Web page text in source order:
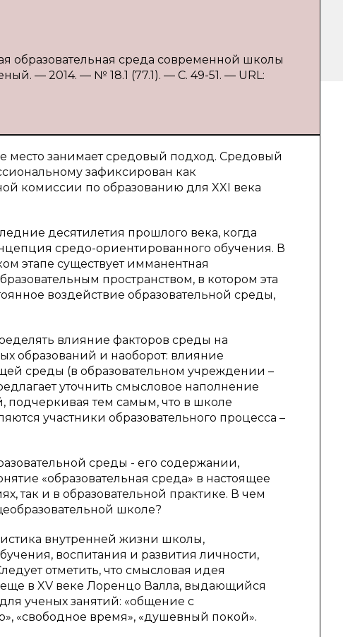
образовательная среда современной школы
— 2014. — № 18.1 (77.1). — С. 49-51. — URL:
место занимает средовый подход. Средовый
зафиксирован как
комиссии по образованию для XXI века
десятилетия прошлого века, когда
средо-ориентированного обучения. В
этапе существует имманентная
пространством, в котором эта
воздействие образовательной среды,
влияние факторов среды на
образований и наоборот: влияние
среды (в образовательном учреждении –
уточнить смысловое наполнение
подчеркивая тем самым, что в школе
участники образовательного процесса –
среды - его содержании,
«образовательная среда» в настоящее
так и в образовательной практике. В чем
школе?
внутренней жизни школы,
воспитания и развития личности,
отметить, что смысловая идея
еще в XV веке Лоренцо Валла, выдающийся
ученых занятий: «общение с
«свободное время», «душевный покой».